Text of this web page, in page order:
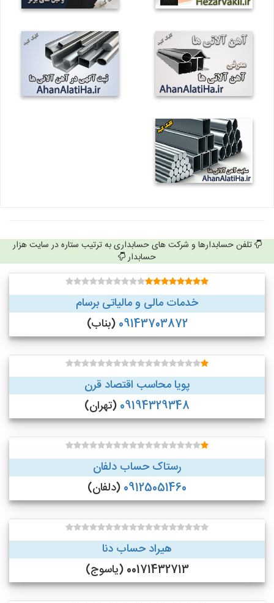
تلفن حسابدارها و شرکت های حسابداری به ترتیب ستاره در سایت هزار
حسابدار
خدمات مالی و مالیاتی برسام
09143703872 (بناب)
پویا محاسب اقتصاد قرن
09194329348 (تهران)
رستاک حساب دلفان
09125051460 (دلفان)
هیراد حساب دنا
00171432713 (یاسوج)